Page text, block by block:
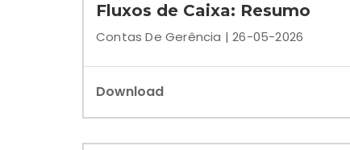
Fluxos de Caixa: Resumo
Contas De Gerência | 26-05-2026
Download